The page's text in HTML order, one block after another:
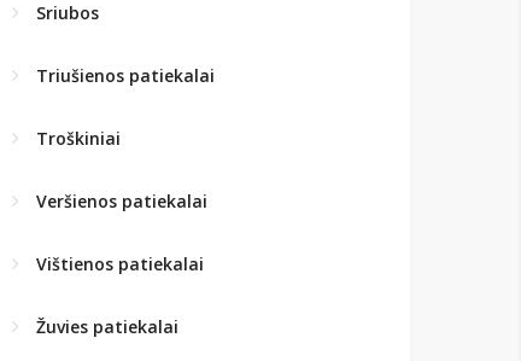
Sriubos
Triušienos patiekalai
Troškiniai
Veršienos patiekalai
Vištienos patiekalai
Žuvies patiekalai